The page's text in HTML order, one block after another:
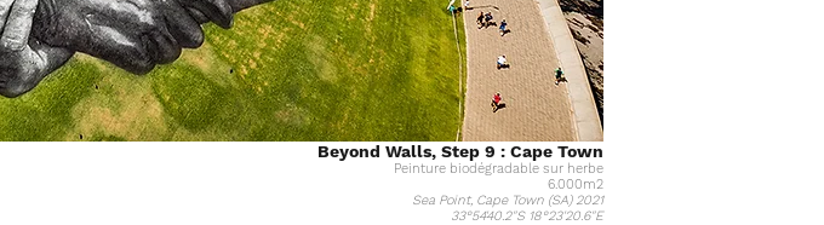
Beyond Walls, Step 9 : Cape Town
Peinture biodégradable sur herbe
6.000m2
Sea Point, Cape Town (SA) 2021
33°54'40.2"S 18°23'20.6"E